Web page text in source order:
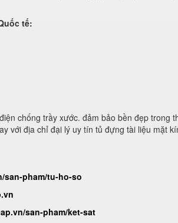
tế:
chống trầy xước. đảm bảo bền đẹp trong
với địa chỉ đại lý uy tín tủ đựng tài liệu mặt
san-pham/tu-ho-so
san-pham/ket-sat